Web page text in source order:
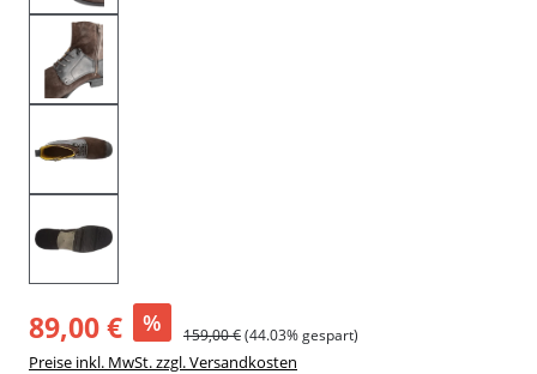
89,00 € % 159,00 €(44.03% gespart)
Preise inkl. MwSt. zzgl. Versandkosten